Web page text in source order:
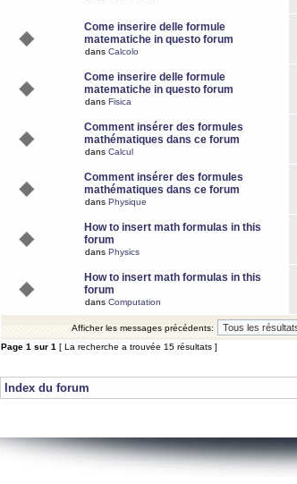
Come inserire delle formule
matematiche in questo forum
dans Calcolo
Come inserire delle formule
matematiche in questo forum
dans Fisica
Comment insérer des formules
mathématiques dans ce forum
dans Calcul
Comment insérer des formules
mathématiques dans ce forum
dans Physique
How to insert math formulas in this
forum
dans Physics
How to insert math formulas in this
forum
dans Computation
Afficher les messages précédents:
Page 1 sur 1 [ La recherche a trouvée 15 résultats ]
Index du forum